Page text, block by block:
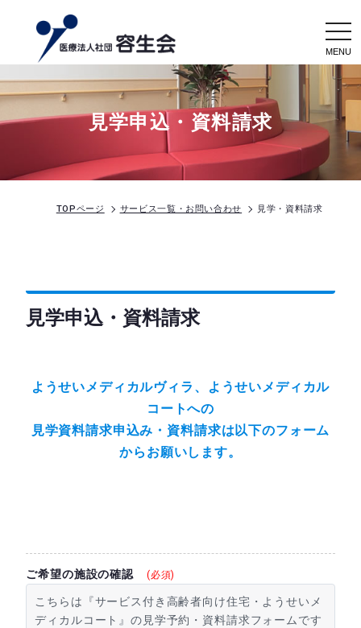
見学申込・資料請求
TOPページ サービス一覧・お問い合わせ 見学・資料請求
見学申込・資料請求
ようせいメディカルヴィラ、ようせいメディカル
コートへの
見学資料請求申込み・資料請求は以下のフォーム
からお願いします。
ご希望の施設の確認 (必須)
こちらは『サービス付き高齢者向け住宅・ようせいメ
ディカルコート』の見学予約・資料請求フォームです